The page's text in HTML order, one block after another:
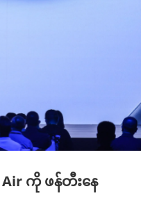
ကို ဖန်တီးနေ